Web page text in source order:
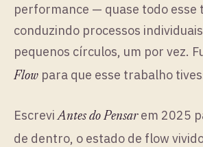
performance — quase todo esse
conduzindo processos
pequenos círculos, um por vez.
Flow para que esse trabalho
EscreviAntes do Pensarem 2025
de dentro, o estado de flow